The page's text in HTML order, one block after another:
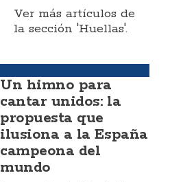
Ver más artículos de
la sección 'Huellas'.
Un himno para
cantar unidos: la
propuesta que
ilusiona a la España
campeona del
mundo